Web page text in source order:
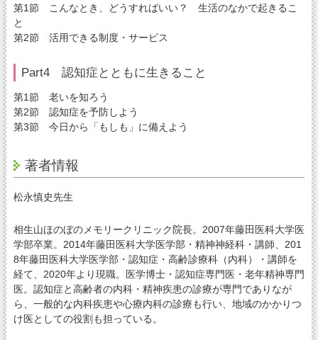
第1節 こんなとき、どうすればいい？ 生活のなかで起きるこ
と
第2節 活用できる制度・サービス
Part4 認知症とともに生きること
第1節 老いを知ろう
第2節 認知症を予防しよう
第3節 今日から「もしも」に備えよう
著者情報
松永慎史先生
相生山ほのぼのメモリークリニック院長。2007年藤田医科大学医
学部卒業。2014年藤田医科大学医学部・精神神経科・講師、201
8年藤田医科大学医学部・認知症・高齢診療科（内科）・講師を
経て、2020年より現職。医学博士・認知症専門医・老年精神専門
医。認知症と高齢者の内科・精神疾患の診療が専門でありなが
ら、一般的な内科疾患や心療内科の診療も行い、地域のかかりつ
け医としての役割も担っている。